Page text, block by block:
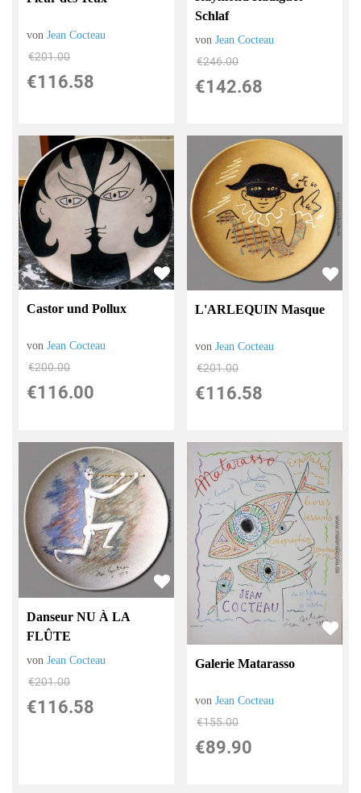
vonJean Cocteau
€201.00
€116.58
Schlaf
vonJean Cocteau
€246.00
€142.68
Castor und Pollux
vonJean Cocteau
€200.00
€116.00
L'ARLEQUIN Masque
vonJean Cocteau
€201.00
€116.58
Danseur NU À LA
FLÛTE
vonJean Cocteau
€201.00
€116.58
Galerie Matarasso
vonJean Cocteau
€155.00
€89.90